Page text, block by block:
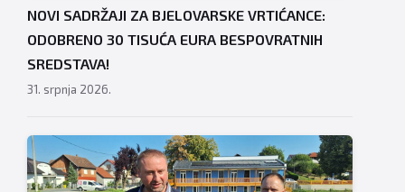
NOVI SADRŽAJI ZA BJELOVARSKE VRTIĆANCE:
ODOBRENO 30 TISUĆA EURA BESPOVRATNIH
SREDSTAVA!
31. srpnja 2026.